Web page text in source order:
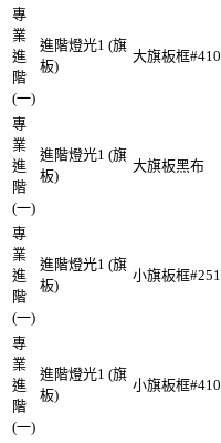
專
業
進
階
(一)
進階燈光1 (旗
板)
大旗板框#410
專
業
進
階
(一)
進階燈光1 (旗
板)
大旗板黑布
專
業
進
階
(一)
進階燈光1 (旗
板)
小旗板框#251
專
業
進
階
(一)
進階燈光1 (旗
板)
小旗板框#410